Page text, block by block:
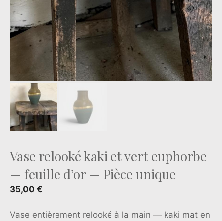
Vase relooké kaki et vert euphorbe
— feuille d’or — Pièce unique
35,00 €
Vase entièrement relooké à la main — kaki mat en